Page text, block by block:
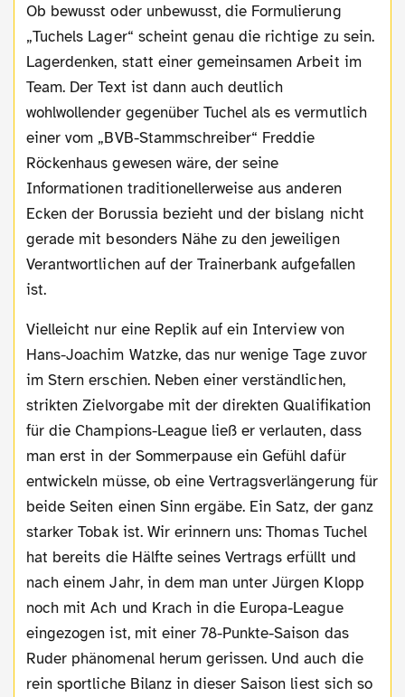
Ob bewusst oder unbewusst, die Formulierung
„Tuchels Lager“ scheint genau die richtige zu sein.
Lagerdenken, statt einer gemeinsamen Arbeit im
Team. Der Text ist dann auch deutlich
wohlwollender gegenüber Tuchel als es vermutlich
einer vom „BVB-Stammschreiber“ Freddie
Röckenhaus gewesen wäre, der seine
Informationen traditionellerweise aus anderen
Ecken der Borussia bezieht und der bislang nicht
gerade mit besonders Nähe zu den jeweiligen
Verantwortlichen auf der Trainerbank aufgefallen
ist.
Vielleicht nur eine Replik auf ein Interview von
Hans-Joachim Watzke, das nur wenige Tage zuvor
im Stern erschien. Neben einer verständlichen,
strikten Zielvorgabe mit der direkten Qualifikation
für die Champions-League ließ er verlauten, dass
man erst in der Sommerpause ein Gefühl dafür
entwickeln müsse, ob eine Vertragsverlängerung für
beide Seiten einen Sinn ergäbe. Ein Satz, der ganz
starker Tobak ist. Wir erinnern uns: Thomas Tuchel
hat bereits die Hälfte seines Vertrags erfüllt und
nach einem Jahr, in dem man unter Jürgen Klopp
noch mit Ach und Krach in die Europa-League
eingezogen ist, mit einer 78-Punkte-Saison das
Ruder phänomenal herum gerissen. Und auch die
rein sportliche Bilanz in dieser Saison liest sich so